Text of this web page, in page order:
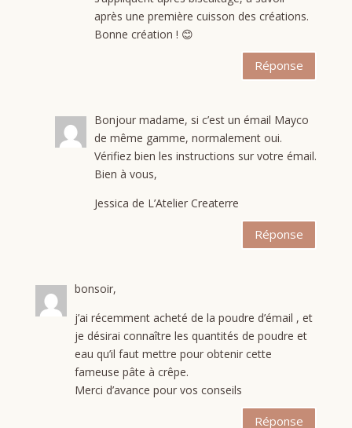
après une première cuisson des créations.
Bonne création ! 😊
Réponse
Bonjour madame, si c’est un émail Mayco
de même gamme, normalement oui.
Vérifiez bien les instructions sur votre émail.
Bien à vous,
Jessica de L’Atelier Createrre
Réponse
bonsoir,
j’ai récemment acheté de la poudre d’émail , et
je désirai connaître les quantités de poudre et
eau qu’il faut mettre pour obtenir cette
fameuse pâte à crêpe.
Merci d’avance pour vos conseils
Réponse